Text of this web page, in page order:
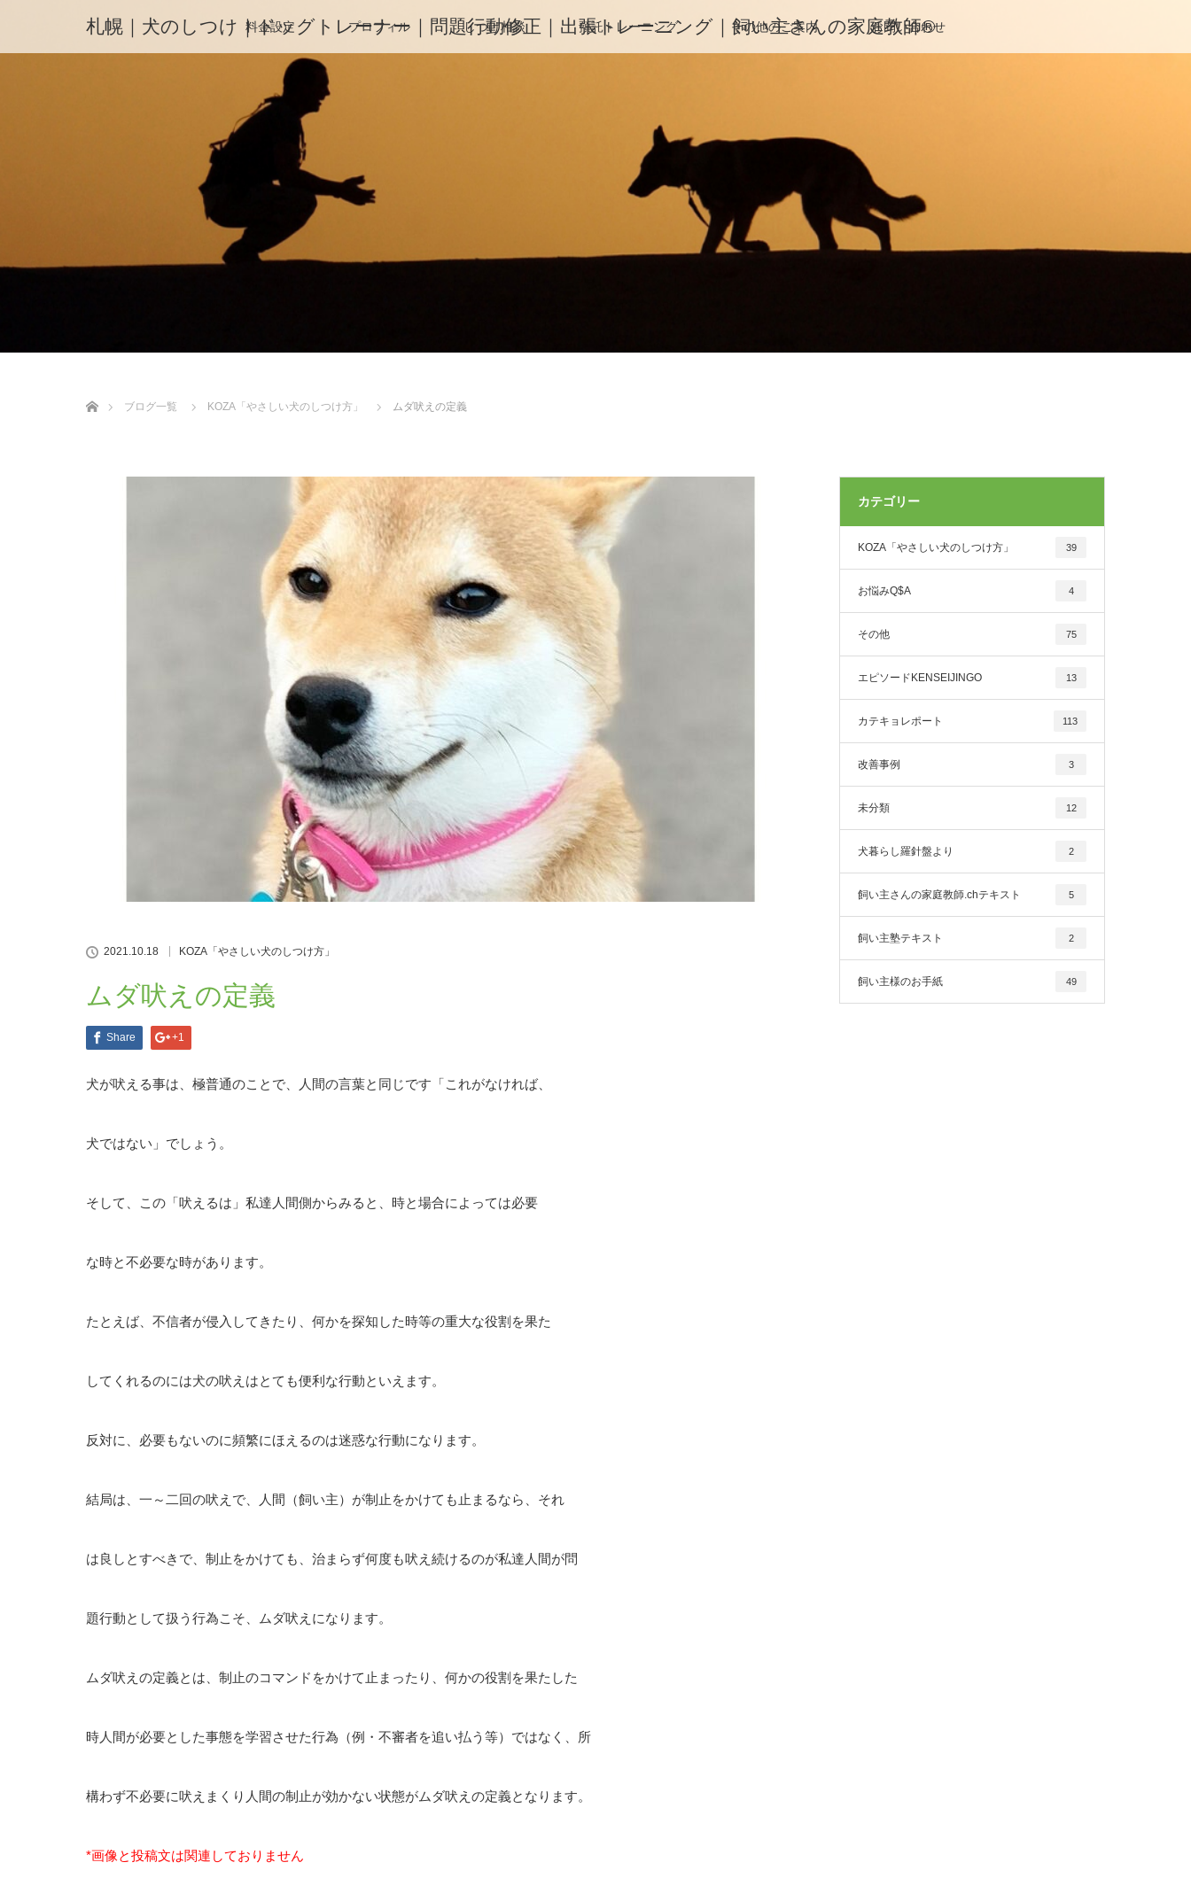
札幌｜犬のしつけ｜ドッグトレーナー｜問題行動修正｜出張トレーニング｜飼い主さんの家庭教師®️
料金設定 プロフィル しつけ相談 預託トレーニング その他のご案内 お問い合わせ
ブログ一覧
KOZA「やさしい犬のしつけ方」 ムダ吠えの定義
2021.10.18 KOZA「やさしい犬のしつけ方」
ムダ吠えの定義
Share +1
犬が吠える事は、極普通のことで、人間の言葉と同じです「これがなければ、
犬ではない」でしょう。
そして、この「吠えるは」私達人間側からみると、時と場合によっては必要
な時と不必要な時があります。
たとえば、不信者が侵入してきたり、何かを探知した時等の重大な役割を果た
してくれるのには犬の吠えはとても便利な行動といえます。
反対に、必要もないのに頻繁にほえるのは迷惑な行動になります。
結局は、一～二回の吠えで、人間（飼い主）が制止をかけても止まるなら、それ
は良しとすべきで、制止をかけても、治まらず何度も吠え続けるのが私達人間が問
題行動として扱う行為こそ、ムダ吠えになります。
ムダ吠えの定義とは、制止のコマンドをかけて止まったり、何かの役割を果たした
時人間が必要とした事態を学習させた行為（例・不審者を追い払う等）ではなく、所
構わず不必要に吠えまくり人間の制止が効かない状態がムダ吠えの定義となります。
*画像と投稿文は関連しておりません
カテゴリー
KOZA「やさしい犬のしつけ方」 39
お悩みQ$A 4
その他 75
エピソードKENSEIJINGO 13
カテキョレポート 113
改善事例 3
未分類 12
犬暮らし羅針盤より 2
飼い主さんの家庭教師.chテキスト 5
飼い主塾テキスト 2
飼い主様のお手紙 49